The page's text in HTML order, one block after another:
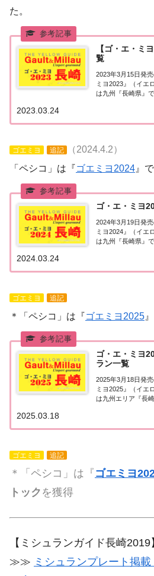
た。
【ゴ・エ・ミ
覧
2023年3月15日発
ミヨ2023』（イエ
は九州『長崎県』
崎県』九州「長崎
に掲載されたお店
2023.03.24
ゴエミヨ 追記
（2024.4.2）
「ペシコ」は『ゴエミヨ2024 』で
ゴ・エ・ミヨ
2024年3月19日発
ミヨ2024』（イエ
は九州『長崎県』
崎県』九州「長崎
に掲載されたお店
2024.03.24
ゴエミヨ 追記
＊「ペシコ」は『ゴエミヨ2025
ゴ・エ・ミヨ
ラン一覧
2025年3月18日発
ミヨ2025』（イエ
は九州エリア『長
2025『長崎県』九
ミヨ2025」に掲載
2025.03.18
ゴエミヨ 追記
＊「ペシコ」は『 ゴエミヨ
トック を獲得
【ミシュランガイド長崎2019
≫≫ ミシュランプレート掲